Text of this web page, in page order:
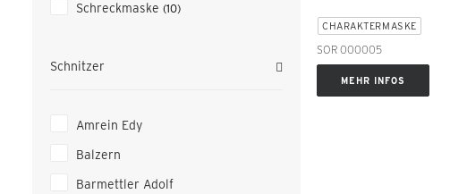
Schreckmaske (10)
Schnitzer
Amrein Edy
Balzern
Barmettler Adolf
CHARAKTERMASKE
SOR 000005
MEHR INFOS